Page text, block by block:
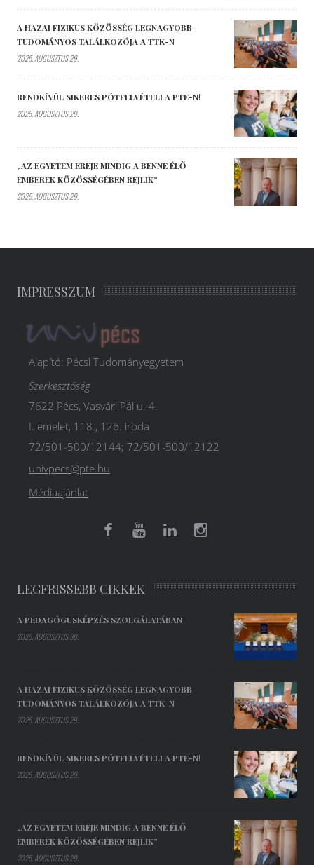
A HAZAI FIZIKUS KÖZÖSSÉG LEGNAGYOBB
TUDOMÁNYOS TALÁLKOZÓJA A TTK-N
2025. AUGUSZTUS 29.
RENDKÍVÜL SIKERES PÓTFELVÉTELI A PTE-N!
2025. AUGUSZTUS 29.
„AZ EGYETEM EREJE MINDIG A BENNE ÉLŐ
EMBEREK KÖZÖSSÉGÉBEN REJLIK”
2025. AUGUSZTUS 29.
IMPRESSZUM
Alapító: Pécsi Tudományegyetem
Szerkesztőség
7622 Pécs, Vasvári Pál u. 4.
I. emelet, 118., 126. iroda
72/501-500/12144; 72/501-500/12122
univpecs@pte.hu
Médiaajánlat
LEGFRISSEBB CIKKEK
A PEDAGÓGUSKÉPZÉS SZOLGÁLATÁBAN
2025. AUGUSZTUS 30.
A HAZAI FIZIKUS KÖZÖSSÉG LEGNAGYOBB
TUDOMÁNYOS TALÁLKOZÓJA A TTK-N
2025. AUGUSZTUS 29.
RENDKÍVÜL SIKERES PÓTFELVÉTELI A PTE-N!
2025. AUGUSZTUS 29.
„AZ EGYETEM EREJE MINDIG A BENNE ÉLŐ
EMBEREK KÖZÖSSÉGÉBEN REJLIK”
2025. AUGUSZTUS 29.